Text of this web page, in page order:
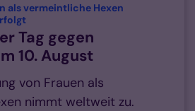
als vermeintliche Hexen
:
Tag gegen
10. August
von Frauen als
nimmt weltweit zu.